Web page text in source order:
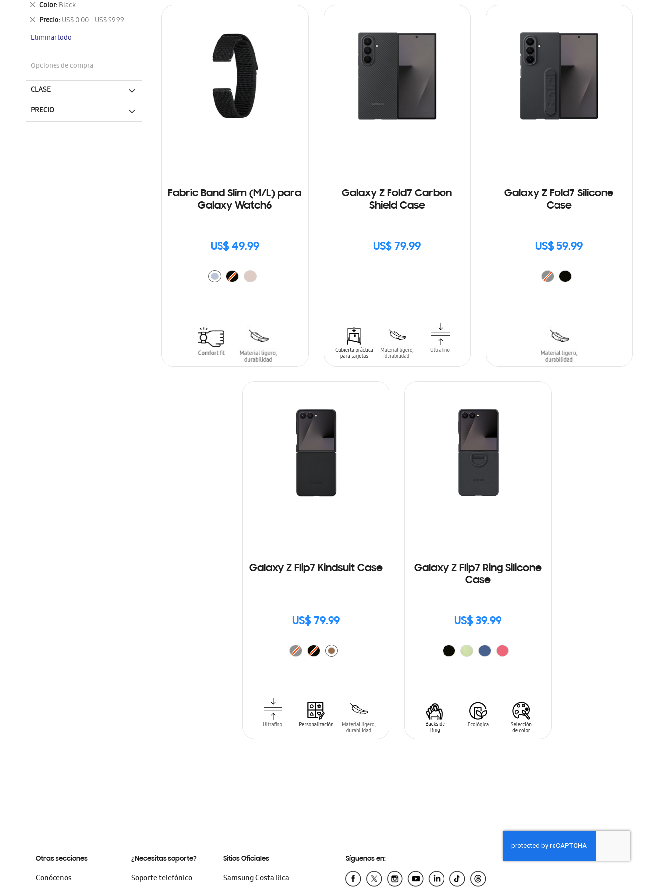
Fabric Band Slim (M/L) para
Galaxy Watch6
US$ 49.99
Galaxy Z Fold7 Carbon
Shield Case
US$ 79.99
SIN
Galaxy Z Fold7 Silicone
Case
US$ 59.99
Galaxy Z Flip7 Kindsuit Case
US$ 79.99
Galaxy Z Flip7 Ring Silicone
Case
US$ 39.99
artículo
Color Black
Eliminar
este
artículo
Precio US$ 0.00 - US$ 99.99
Eliminar
artículo
Eliminar todo
Opciones de compra
CLASE
PRECIO
Otras secciones
Conócenos
¿Necesitas soporte?
Soporte telefónico
Sitios Oficiales
Samsung Costa Rica
Síguenos en: